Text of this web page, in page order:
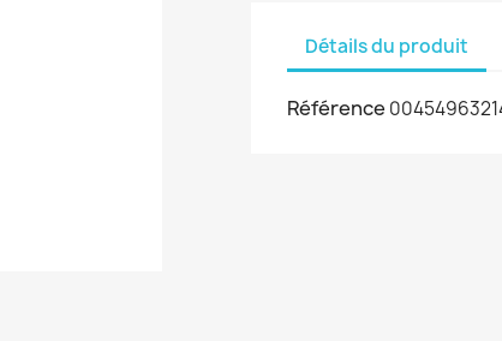
Détails du produit
Référence